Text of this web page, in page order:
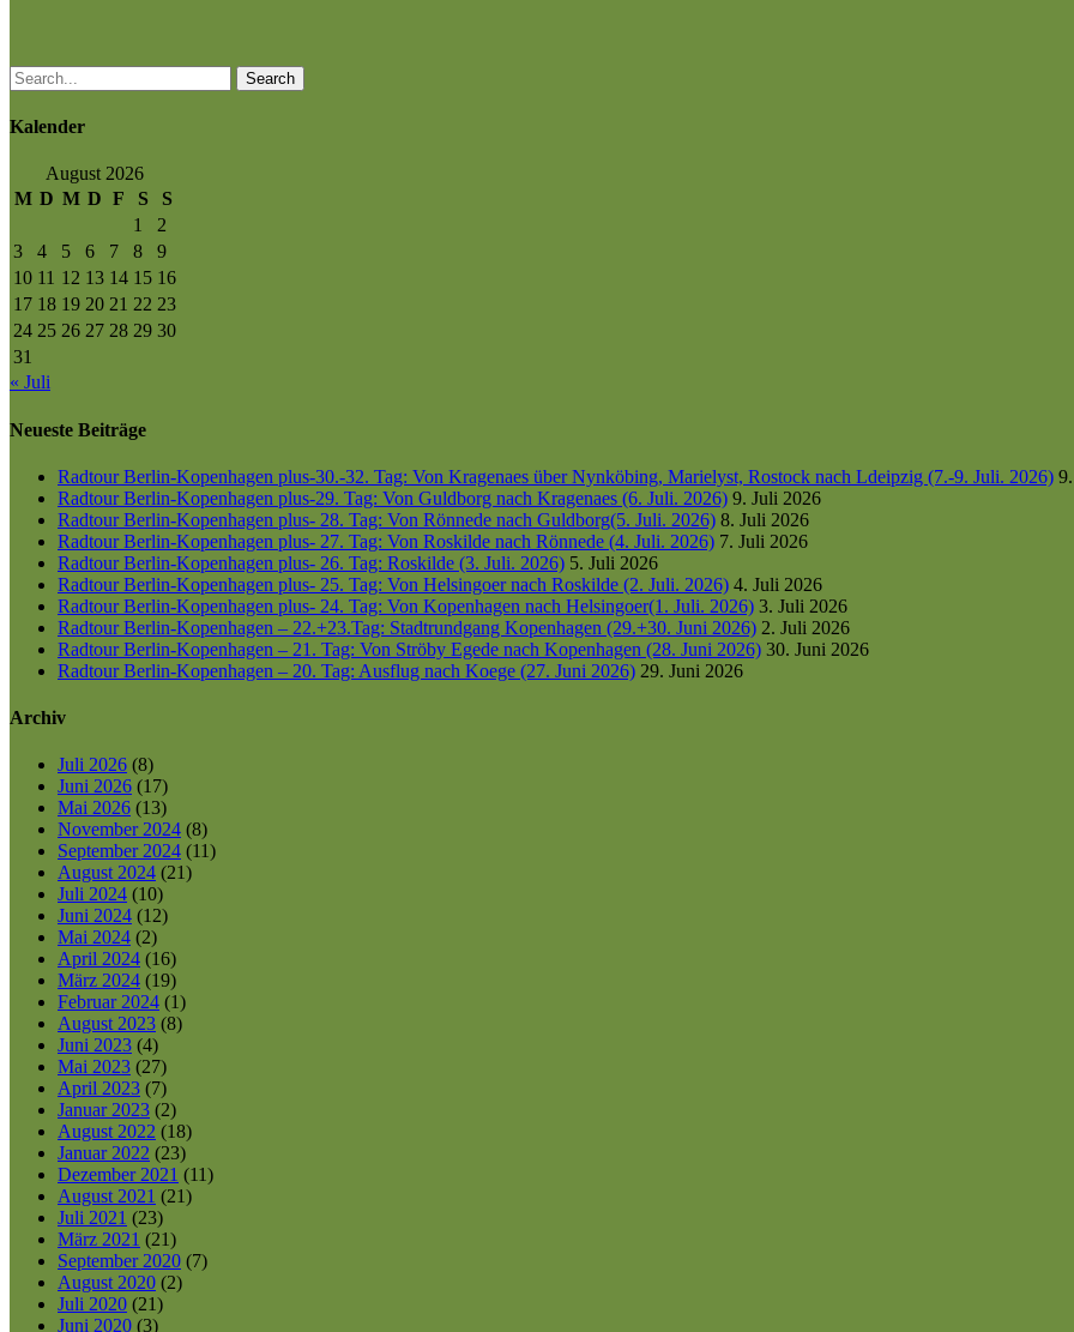
Search
Kalender
August 2026
M D M D F S
S
1
2
3
4 5 6 7 8
9
10 11 12 13 14 15 16
17 18 19 20 21 22 23
24 25 26 27 28 29 30
31
« Juli
Neueste Beiträge
Radtour Berlin-Kopenhagen plus-30.-32. Tag: Von Kragenaes über Nynköbing, Marielyst, Rostock nach Ldeipzig (7.-9. Juli. 2026)
Radtour Berlin-Kopenhagen plus-29. Tag: Von Guldborg nach Kragenaes (6. Juli. 2026) 9. Juli 2026
Radtour Berlin-Kopenhagen plus- 28. Tag: Von Rönnede nach Guldborg(5. Juli. 2026) 8. Juli 2026
Radtour Berlin-Kopenhagen plus- 27. Tag: Von Roskilde nach Rönnede (4. Juli. 2026) 7. Juli 2026
Radtour Berlin-Kopenhagen plus- 26. Tag: Roskilde (3. Juli. 2026) 5. Juli 2026
Radtour Berlin-Kopenhagen plus- 25. Tag: Von Helsingoer nach Roskilde (2. Juli. 2026) 4. Juli 2026
Radtour Berlin-Kopenhagen plus- 24. Tag: Von Kopenhagen nach Helsingoer(1. Juli. 2026) 3. Juli 2026
Radtour Berlin-Kopenhagen – 22.+23.Tag: Stadtrundgang Kopenhagen (29.+30. Juni 2026) 2. Juli 2026
Radtour Berlin-Kopenhagen – 21. Tag: Von Ströby Egede nach Kopenhagen (28. Juni 2026) 30. Juni 2026
Radtour Berlin-Kopenhagen – 20. Tag: Ausflug nach Koege (27. Juni 2026) 29. Juni 2026
Archiv
Juli 2026 (8)
Juni 2026 (17)
Mai 2026 (13)
November 2024 (8)
September 2024 (11)
August 2024 (21)
Juli 2024 (10)
Juni 2024 (12)
Mai 2024 (2)
April 2024 (16)
März 2024 (19)
Februar 2024 (1)
August 2023 (8)
Juni 2023 (4)
Mai 2023 (27)
April 2023 (7)
Januar 2023 (2)
August 2022 (18)
Januar 2022 (23)
Dezember 2021 (11)
August 2021 (21)
Juli 2021 (23)
März 2021 (21)
September 2020 (7)
August 2020 (2)
Juli 2020 (21)
Juni 2020 (3)